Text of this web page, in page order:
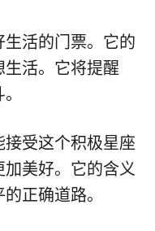
生活的门票。它的
活。它将提醒
受这个积极星座
美好。它的含义
正确道路。